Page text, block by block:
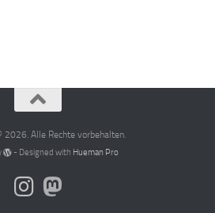
2026. Alle Rechte vorbehalten.
- Designed with Hueman Pro